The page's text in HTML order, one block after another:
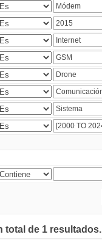
total de 1 resultados.